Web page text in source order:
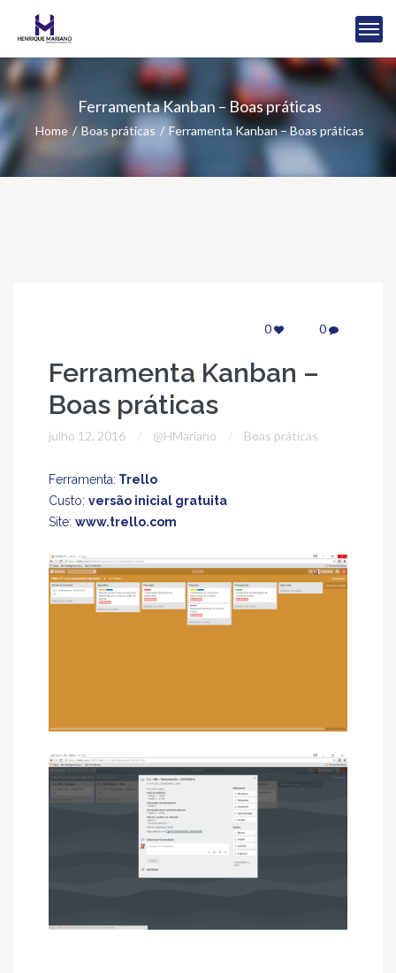
Ferramenta Kanban – Boas práticas
Home Boas práticas Ferramenta Kanban – Boas práticas
0 0
Ferramenta Kanban –
Boas práticas
julho 12, 2016 @HMariano Boas práticas
Ferramenta: Trello
Custo: versão inicial gratuita
Site: www.trello.com